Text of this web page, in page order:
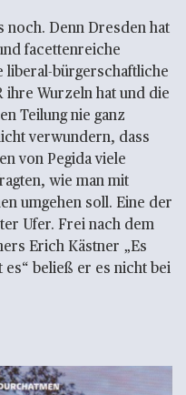
noch. Denn Dresden hat
facettenreiche
liberal-bürgerschaftliche
Wurzeln hat und die
Teilung nie ganz
verwundern, dass
von Pegida viele
wie man mit
umgehen soll. Eine der
Ufer. Frei nach dem
Erich Kästner „Es
es“ beließ er es nicht bei